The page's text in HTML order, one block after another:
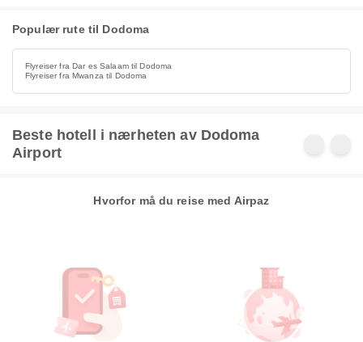
Populær rute til Dodoma
Flyreiser fra Dar es Salaam til Dodoma
Flyreiser fra Mwanza til Dodoma
Beste hotell i nærheten av Dodoma
Airport
Hvorfor må du reise med Airpaz